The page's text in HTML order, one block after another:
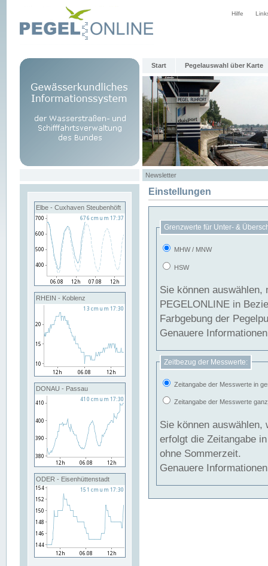
Hilfe
Start Pegelauswahl über Karte
Newsletter
Elbe - Cuxhaven Steubenhöft
RHEIN - Koblenz
DONAU - Passau
ODER - Eisenhüttenstadt
Einstellungen
Grenzwerte für Unter- &
MHW / MNW
HSW
Sie können
PEGELONLINE in Beziehung
Farbgebung der
Genauere
Zeitbezug der Messwerte:
Zeitangabe der Messwerte in
Zeitangabe der Messwerte
Sie können auswählen,
erfolgt die Zeitangabe
ohne Sommerzeit.
Genauere